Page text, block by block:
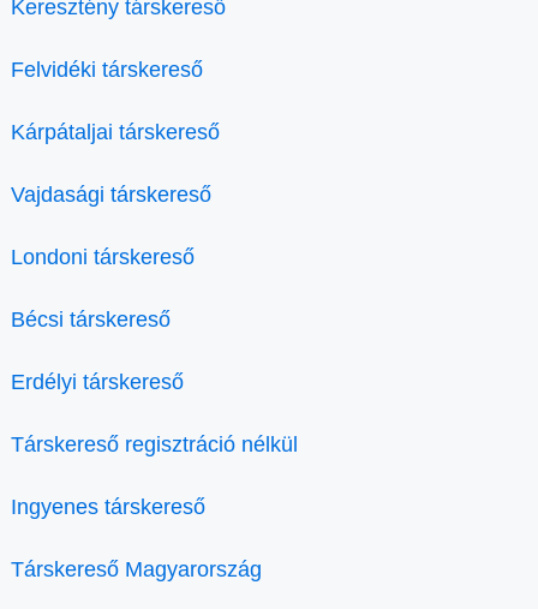
Keresztény társkereső
Felvidéki társkereső
Kárpátaljai társkereső
Vajdasági társkereső
Londoni társkereső
Bécsi társkereső
Erdélyi társkereső
Társkereső regisztráció nélkül
Ingyenes társkereső
Társkereső Magyarország